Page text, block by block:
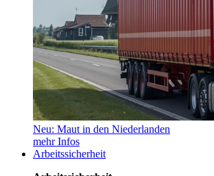
Neu: Maut in den Niederlanden
mehr Infos
Arbeitssicherheit